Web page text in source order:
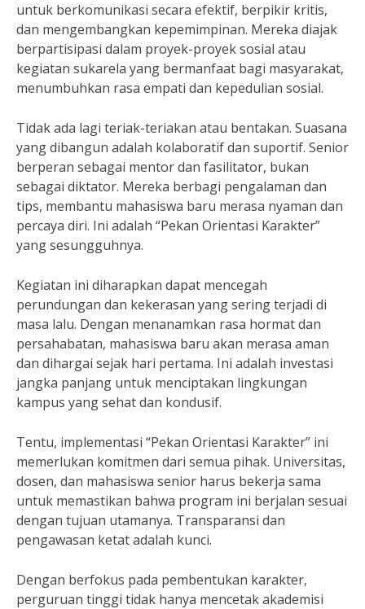
untuk berkomunikasi secara efektif, berpikir kritis,
dan mengembangkan kepemimpinan. Mereka diajak
berpartisipasi dalam proyek-proyek sosial atau
kegiatan sukarela yang bermanfaat bagi masyarakat,
menumbuhkan rasa empati dan kepedulian sosial.
Tidak ada lagi teriak-teriakan atau bentakan. Suasana
yang dibangun adalah kolaboratif dan suportif. Senior
berperan sebagai mentor dan fasilitator, bukan
sebagai diktator. Mereka berbagi pengalaman dan
tips, membantu mahasiswa baru merasa nyaman dan
percaya diri. Ini adalah “Pekan Orientasi Karakter”
yang sesungguhnya.
Kegiatan ini diharapkan dapat mencegah
perundungan dan kekerasan yang sering terjadi di
masa lalu. Dengan menanamkan rasa hormat dan
persahabatan, mahasiswa baru akan merasa aman
dan dihargai sejak hari pertama. Ini adalah investasi
jangka panjang untuk menciptakan lingkungan
kampus yang sehat dan kondusif.
Tentu, implementasi “Pekan Orientasi Karakter” ini
memerlukan komitmen dari semua pihak. Universitas,
dosen, dan mahasiswa senior harus bekerja sama
untuk memastikan bahwa program ini berjalan sesuai
dengan tujuan utamanya. Transparansi dan
pengawasan ketat adalah kunci.
Dengan berfokus pada pembentukan karakter,
perguruan tinggi tidak hanya mencetak akademisi